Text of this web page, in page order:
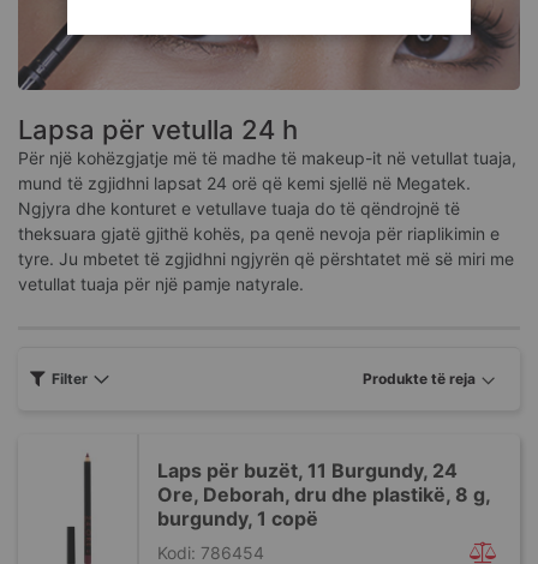
Lapsa për vetulla 24 h
Për një kohëzgjatje më të madhe të makeup-it në vetullat tuaja,
mund të zgjidhni lapsat 24 orë që kemi sjellë në Megatek.
Ngjyra dhe konturet e vetullave tuaja do të qëndrojnë të
theksuara gjatë gjithë kohës, pa qenë nevoja për riaplikimin e
tyre. Ju mbetet të zgjidhni ngjyrën që përshtatet më së miri me
vetullat tuaja për një pamje natyrale.
Laps për buzët, 11 Burgundy, 24
Ore, Deborah, dru dhe plastikë, 8 g,
burgundy, 1 copë
Kodi: 786454
Filter